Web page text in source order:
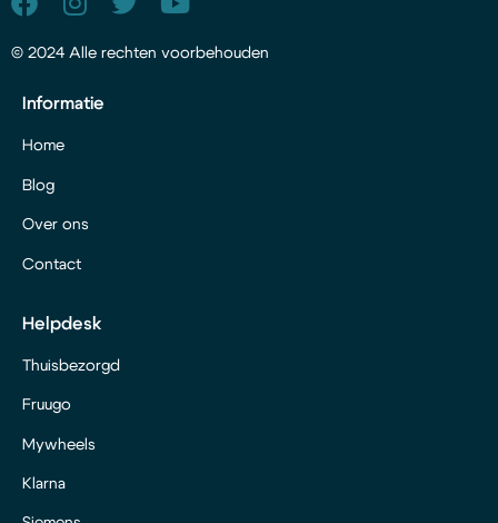
© 2024 Alle rechten voorbehouden
Informatie
Home
Blog
Over ons
Contact
Helpdesk
Thuisbezorgd
Fruugo
Mywheels
Klarna